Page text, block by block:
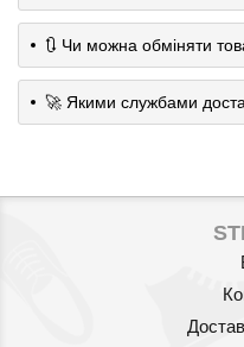
Артикул:
Автокрісло бустер
Hot Wheels Blue
595грн.
🔃 Чи можна обміняти
🚀 Якими службами